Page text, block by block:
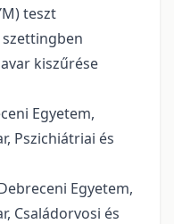
teszt
kiszűrése
Egyetem,
Pszichiátriai és
Egyetem,
Családorvosi és